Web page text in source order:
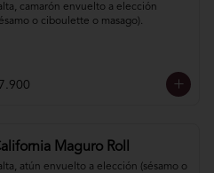
camarón envuelto a elección
o ciboulette o masago).
Maguro Roll
atún envuelto a elección (sésamo o